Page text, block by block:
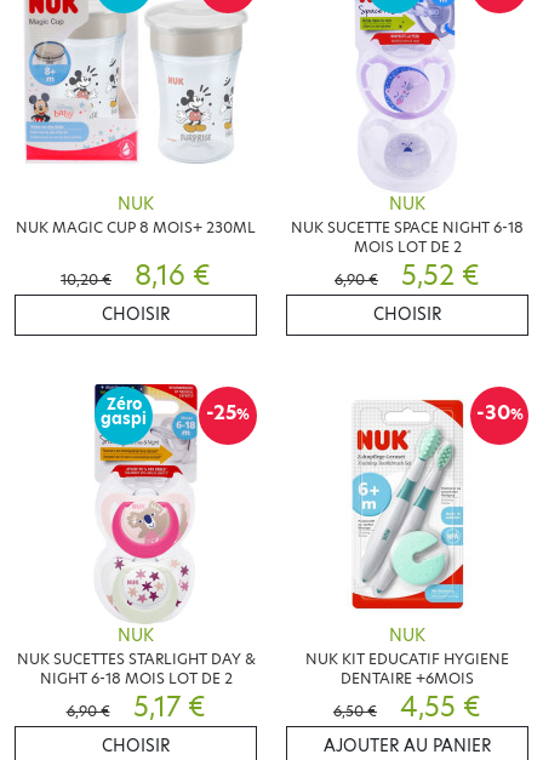
NUK
NUK MAGIC CUP 8 MOIS+ 230ML
10,20 € 8,16 €
CHOISIR
NUK
NUK SUCETTE SPACE NIGHT 6-18
MOIS LOT DE 2
6,90 €
5,52 €
CHOISIR
-25%
Zéro
gaspi
NUK
NUK SUCETTES STARLIGHT DAY &
NIGHT 6-18 MOIS LOT DE 2
6,90 €
5,17 €
CHOISIR
-30%
NUK
NUK KIT EDUCATIF HYGIENE
DENTAIRE +6MOIS
6,50 €
4,55 €
AJOUTER AU PANIER